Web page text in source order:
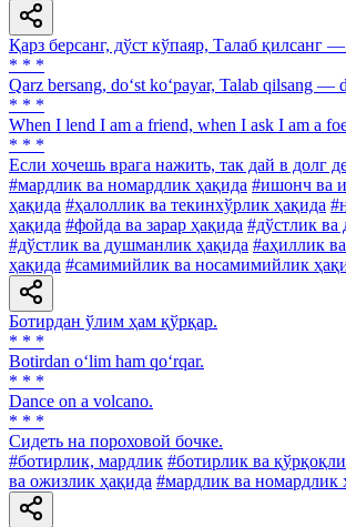
Қарз берсанг, дўст кўпаяр, Талаб қилсанг
* * *
Qarz bersang, do‘st ko‘payar, Talab qilsang —
* * *
When I lend I am a friend, when I ask I am a
* * *
Если хочешь врага нажить, так дай в долг
#мардлик ва номардлик ҳақида #ишонч ва
ҳақида #ҳалоллик ва текинхўрлик ҳақида
ҳақида #фойда ва зарар ҳақида #дўстлик
#дўстлик ва душманлик ҳақида #аҳиллик
ҳақида #самимийлик ва носамимийлик
Ботирдан ўлим ҳам қўрқар.
* * *
Botirdan o‘lim ham qo‘rqar.
* * *
Dance on a volcano.
* * *
Сидеть на пороховой бочке.
#ботирлик, мардлик #ботирлик ва
ва ожизлик ҳақида #мардлик ва номардлик